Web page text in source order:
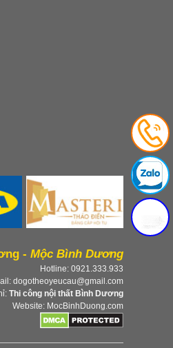
- Mộc Bình Dương
Hotline: 0921.333.933
dogotheoyeucau@gmail.com
Thi công nội thất Bình Dương
Website: MocBinhDuong.com